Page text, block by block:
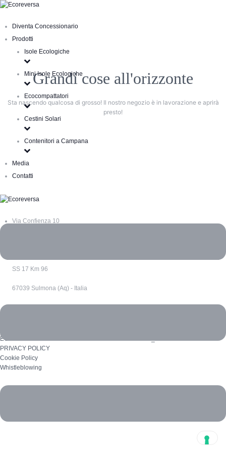
Diventa Concessionario
Prodotti
Isole Ecologiche
Mini Isole Ecologiche
Ecocompattatori
Cestini Solari
Contenitori a Campana
Media
Contatti
Grandi cose all'orizzonte
Sta nascendo qualcosa di grosso! Il nostro negozio è in lavorazione e aprirà
presto!
Via Confienza 10
SS 17 Km 96
67039 Sulmona (Aq) - Italia
ECOREVERSA è un marchio di R.M. INNOVATION SRL_P.I. 12529460011
PRIVACY POLICY
Cookie Policy
Whistleblowing